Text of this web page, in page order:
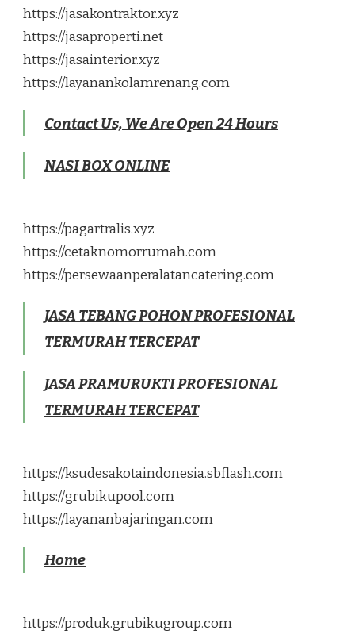
https://jasakontraktor.xyz
https://jasaproperti.net
https://jasainterior.xyz
https://layanankolamrenang.com
Contact Us, We Are Open 24 Hours
NASI BOX ONLINE
https://pagartralis.xyz
https://cetaknomorrumah.com
https://persewaanperalatancatering.com
JASA TEBANG POHON PROFESIONAL
TERMURAH TERCEPAT
JASA PRAMURUKTI PROFESIONAL
TERMURAH TERCEPAT
https://ksudesakotaindonesia.sbflash.com
https://grubikupool.com
https://layananbajaringan.com
Home
https://produk.grubikugroup.com